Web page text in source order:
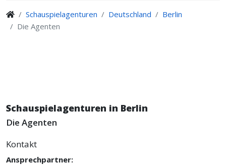
Schauspielagenturen Deutschland
Berlin
Die Agenten
Schauspielagenturen in Berlin
Die Agenten
Kontakt
Ansprechpartner: